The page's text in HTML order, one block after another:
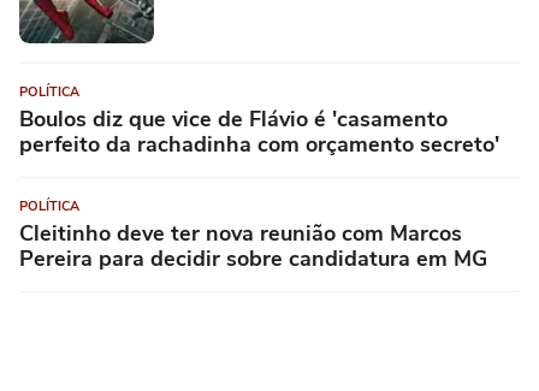
POLÍTICA
Boulos diz que vice de Flávio é 'casamento
perfeito da rachadinha com orçamento secreto'
POLÍTICA
Cleitinho deve ter nova reunião com Marcos
Pereira para decidir sobre candidatura em MG